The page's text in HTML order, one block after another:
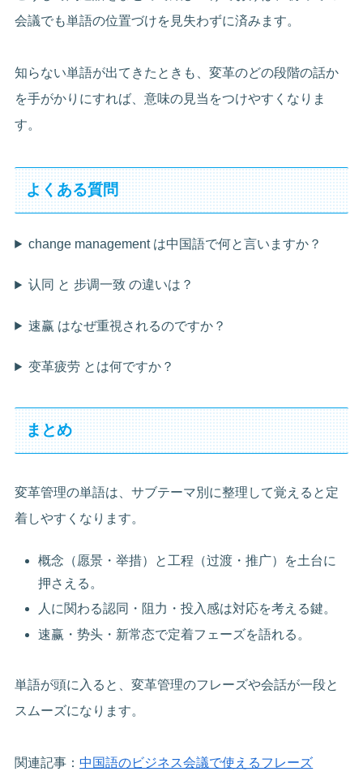
会議でも単語の位置づけを見失わずに済みます。
知らない単語が出てきたときも、変革のどの段階の話か
を手がかりにすれば、意味の見当をつけやすくなりま
す。
よくある質問
change management は中国語で何と言いますか？
认同 と 步调一致 の違いは？
速赢 はなぜ重視されるのですか？
变革疲劳 とは何ですか？
まとめ
変革管理の単語は、サブテーマ別に整理して覚えると定
着しやすくなります。
概念（愿景・举措）と工程（过渡・推广）を土台に
押さえる。
人に関わる認同・阻力・投入感は対応を考える鍵。
速赢・势头・新常态で定着フェーズを語れる。
単語が頭に入ると、変革管理のフレーズや会話が一段と
スムーズになります。
関連記事：中国語のビジネス会議で使えるフレーズ